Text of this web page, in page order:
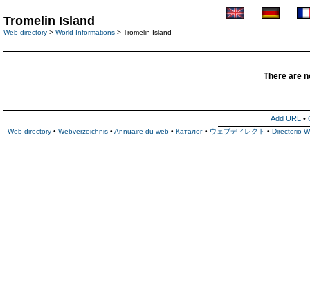
Tromelin Island
Web directory > World Informations > Tromelin Island
There are
Add URL •
Web directory • Webverzeichnis • Annuaire du web • Каталог • ウェブディレクト • Directorio